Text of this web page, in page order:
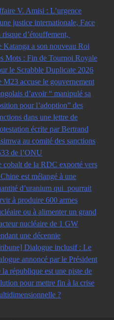
V. Amisi : L’urgence
justice internationale, Face
risque d’étouffement,
Katanga a son nouveau Roi
Mots : Fin de Tournoi Royale
le Scrabble Duplicate 2026
M23 accuse le gouvernement
d’avoir “ manipulé sa
pour l’adoption” des
dans une lettre de
écrite par Bertrand
au comité des sanctions
de l’ONU
cobalt de la RDC exporté vers
est mélangé à une
d’uranium qui pourrait
à produire 600 armes
ou à alimenter un grand
nucléaire de 1 GW
une décennie
Dialogue inclusif : Le
annoncé par le Président
la république est une piste de
pour mettre fin à la crise
?